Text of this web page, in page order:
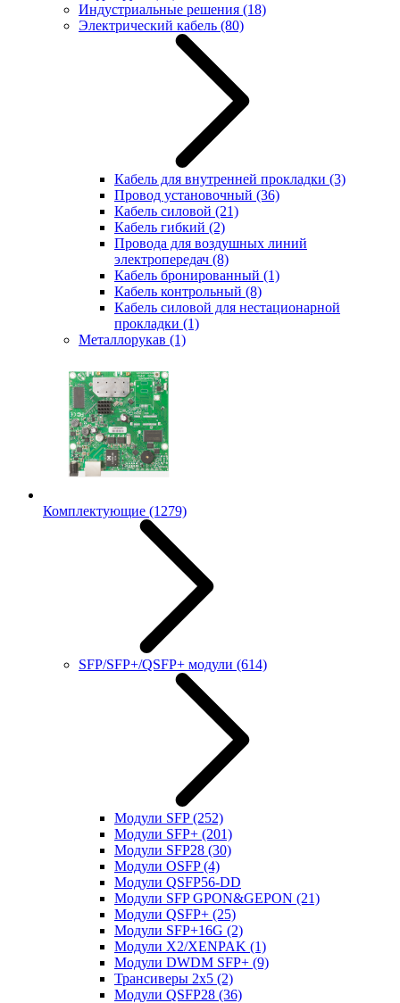
Индустриальные решения (18)
Электрический кабель (80)
Кабель для внутренней прокладки (3)
Провод установочный (36)
Кабель силовой (21)
Кабель гибкий (2)
Провода для воздушных линий
электропередач (8)
Кабель бронированный (1)
Кабель контрольный (8)
Кабель силовой для нестационарной
прокладки (1)
Металлорукав (1)
Комплектующие (1279)
SFP/SFP+/QSFP+ модули (614)
Модули SFP(252)
Модули SFP+ (201)
Модули SFP28 (30)
Модули OSFP(4)
Модули QSFP56-DD
Модули SFP GPON&GEPON (21)
Модули QSFP+ (25)
Модули SFP+16G (2)
Модули X2/XENPAK (1)
Модули DWDM SFP+ (9)
Трансиверы 2x5 (2)
Модули QSFP28 (36)